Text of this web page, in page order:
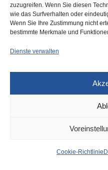
zuzugreifen. Wenn Sie diesen
wie das Surfverhalten oder
Wenn Sie Ihre Zustimmung nicht
bestimmte Merkmale und
Dienste verwalten
Cookie-Richtlinie